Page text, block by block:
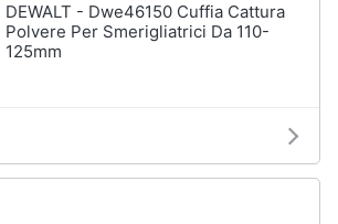
DEWALT - Dwe46150 Cuffia Cattura
Polvere Per Smerigliatrici Da 110-
125mm